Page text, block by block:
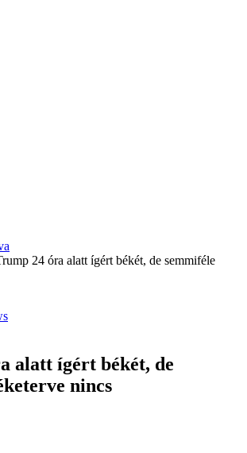
24 óra alatt ígért békét, de semmiféle
alatt ígért békét, de
nincs